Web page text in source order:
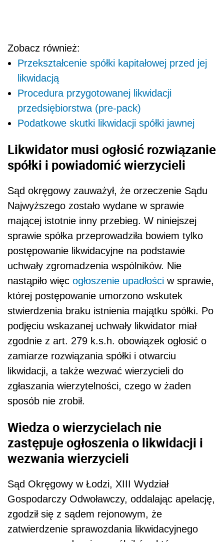
Zobacz również:
Przekształcenie spółki kapitałowej przed jej
likwidacją
Procedura przygotowanej likwidacji
przedsiębiorstwa (pre-pack)
Podatkowe skutki likwidacji spółki jawnej
Likwidator musi ogłosić rozwiązanie
spółki i powiadomić wierzycieli
Sąd okręgowy zauważył, że orzeczenie Sądu
Najwyższego zostało wydane w sprawie
mającej istotnie inny przebieg. W niniejszej
sprawie spółka przeprowadziła bowiem tylko
postępowanie likwidacyjne na podstawie
uchwały zgromadzenia wspólników. Nie
nastąpiło więc ogłoszenie upadłości w sprawie,
której postępowanie umorzono wskutek
stwierdzenia braku istnienia majątku spółki. Po
podjęciu wskazanej uchwały likwidator miał
zgodnie z art. 279 k.s.h. obowiązek ogłosić o
zamiarze rozwiązania spółki i otwarciu
likwidacji, a także wezwać wierzycieli do
zgłaszania wierzytelności, czego w żaden
sposób nie zrobił.
Wiedza o wierzycielach nie
zastępuje ogłoszenia o likwidacji i
wezwania wierzycieli
Sąd Okręgowy w Łodzi, XIII Wydział
Gospodarczy Odwoławczy, oddalając apelację,
zgodził się z sądem rejonowym, że
zatwierdzenie sprawozdania likwidacyjnego